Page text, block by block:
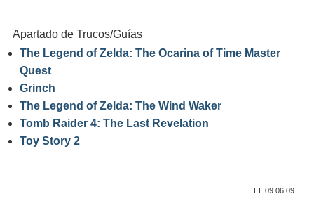
Apartado de Trucos/Guías
The Legend of Zelda: The Ocarina of Time Master
Quest
Grinch
The Legend of Zelda: The Wind Waker
Tomb Raider 4: The Last Revelation
Toy Story 2
EL 09.06.09